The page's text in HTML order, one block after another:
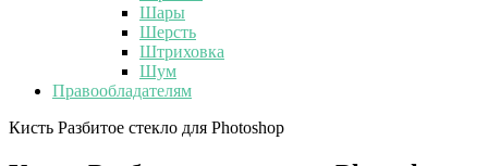
Шары
Шерсть
Штриховка
Шум
Правообладателям
Кисть Разбитое стекло для Photoshop